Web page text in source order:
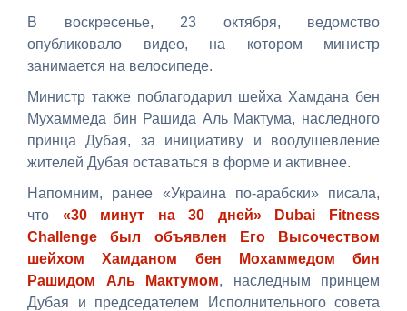
В воскресенье, 23 октября, ведомство
опубликовало видео, на котором министр
занимается на велосипеде.
Министр также поблагодарил шейха Хамдана бен
Мухаммеда бин Рашида Аль Мактума, наследного
принца Дубая, за инициативу и воодушевление
жителей Дубая оставаться в форме и активнее.
Напомним, ранее «Украина по-арабски» писала,
что «30 минут на 30 дней» Dubai Fitness
Challenge был объявлен Его Высочеством
шейхом Хамданом бен Мохаммедом бин
Рашидом Аль Мактумом, наследным принцем
Дубая и председателем Исполнительного совета